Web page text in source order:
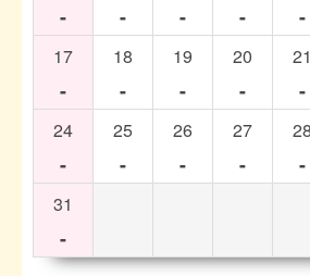
- - - - -
17
-
18
-
19
-
20
-
21
-
24
-
25
-
26
-
27
-
28
-
31
-